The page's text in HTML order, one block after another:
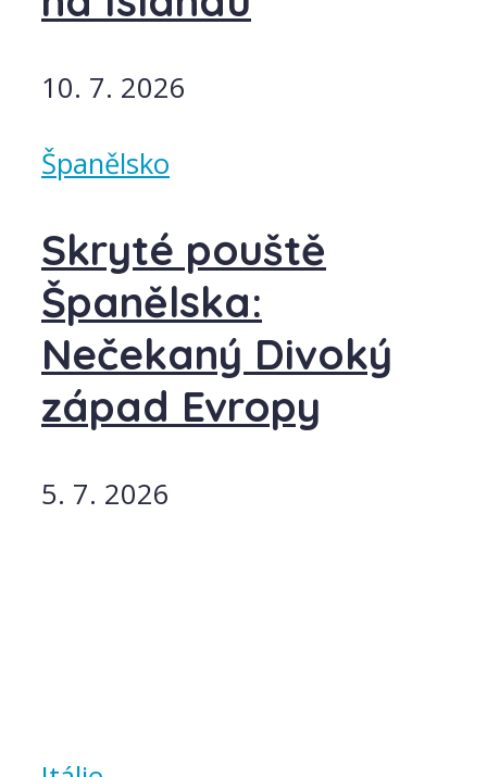
10. 7. 2026
Španělsko
Skryté pouště
Španělska:
Nečekaný Divoký
západ Evropy
5. 7. 2026